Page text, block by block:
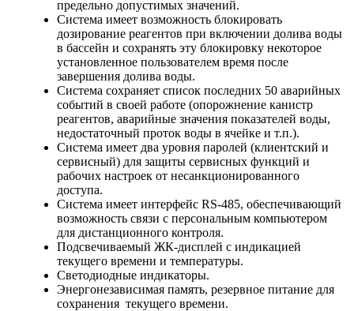
предельно допустимых значений.
Система имеет возможность блокировать
дозирование реагентов при включении долива воды
в бассейн и сохранять эту блокировку некоторое
установленное пользователем время после
завершения долива воды.
Система сохраняет список последних 50 аварийных
событий в своей работе (опорожнение канистр
реагентов, аварийные значения показателей воды,
недостаточный проток воды в ячейке и т.п.).
Система имеет два уровня паролей (клиентский и
сервисный) для защиты сервисных функций и
рабочих настроек от несанкционированного
доступа.
Система имеет интерфейс RS-485, обеспечивающий
возможность связи с персональным компьютером
для дистанционного контроля.
Подсвечиваемый ЖК-дисплей с индикацией
текущего времени и температуры.
Светодиодные индикаторы.
Энергонезависимая память, резервное питание для
сохранения текущего времени.